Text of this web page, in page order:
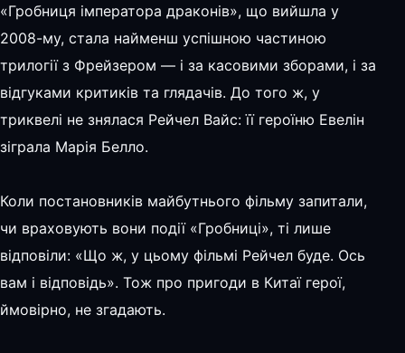
«Гробниця імператора драконів», що вийшла у
2008-му, стала найменш успішною частиною
трилогії з Фрейзером — і за касовими зборами, і за
відгуками критиків та глядачів. До того ж, у
триквелі не знялася Рейчел Вайс: її героїню Евелін
зіграла Марія Белло.
Коли постановників майбутнього фільму запитали,
чи враховують вони події «Гробниці», ті лише
відповіли: «Що ж, у цьому фільмі Рейчел буде. Ось
вам і відповідь». Тож про пригоди в Китаї герої,
ймовірно, не згадають.